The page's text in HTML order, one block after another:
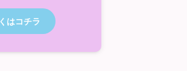
はコチラ